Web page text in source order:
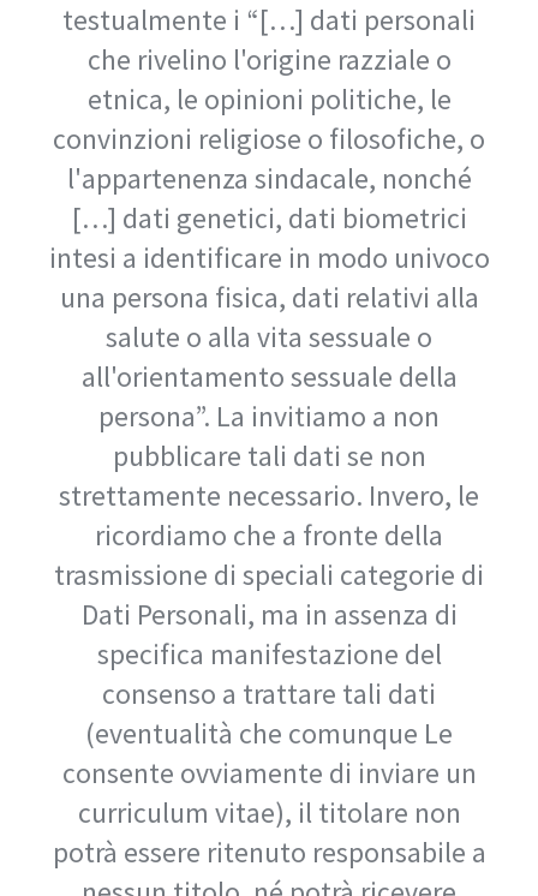
testualmente i “[…] dati personali
che rivelino l'origine razziale o
etnica, le opinioni politiche, le
convinzioni religiose o filosofiche, o
l'appartenenza sindacale, nonché
[…] dati genetici, dati biometrici
intesi a identificare in modo univoco
una persona fisica, dati relativi alla
salute o alla vita sessuale o
all'orientamento sessuale della
persona”. La invitiamo a non
pubblicare tali dati se non
strettamente necessario. Invero, le
ricordiamo che a fronte della
trasmissione di speciali categorie di
Dati Personali, ma in assenza di
specifica manifestazione del
consenso a trattare tali dati
(eventualità che comunque Le
consente ovviamente di inviare un
curriculum vitae), il titolare non
potrà essere ritenuto responsabile a